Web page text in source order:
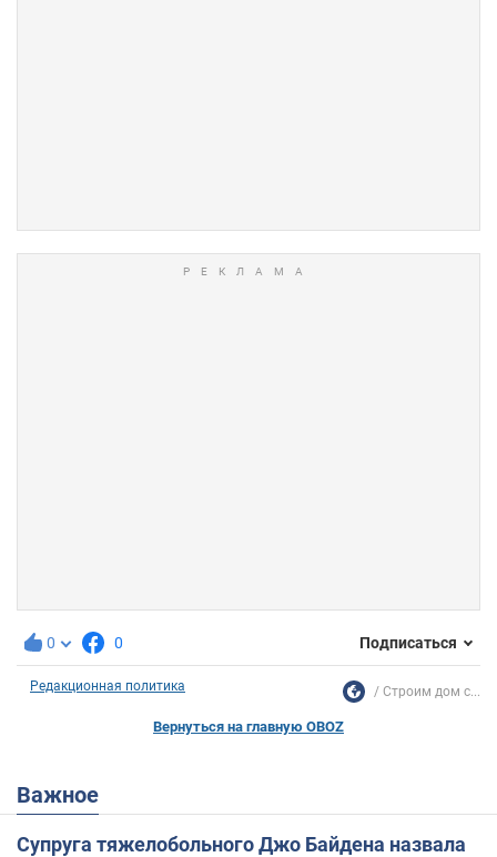
0 0 Подписаться
Редакционная политика Строим дом с...
Вернуться на главную OBOZ
Важное
Супруга тяжелобольного Джо Байдена назвала